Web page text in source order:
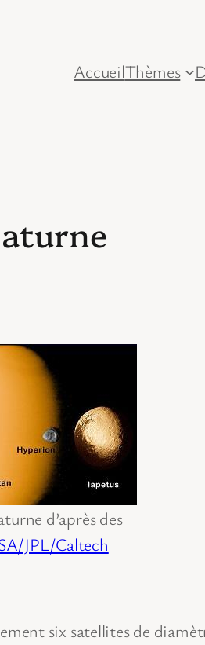
AccueilThèmes
d’après des
JPL/Caltech
six satellites de